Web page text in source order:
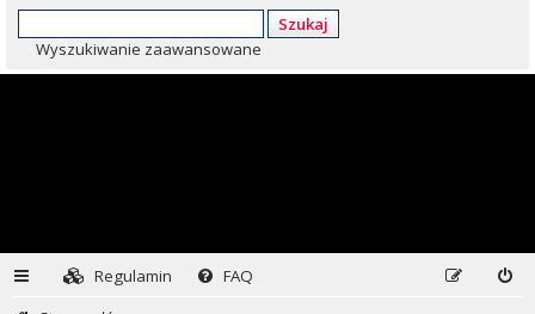
Szukaj
Wyszukiwanie zaawansowane
Regulamin
FAQ